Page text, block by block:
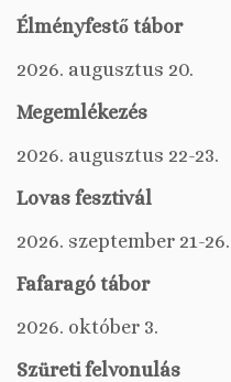
Élményfestő tábor
2026. augusztus 20.
Megemlékezés
2026. augusztus 22-23.
Lovas fesztivál
2026. szeptember 21-26.
Fafaragó tábor
2026. október 3.
Szüreti felvonulás